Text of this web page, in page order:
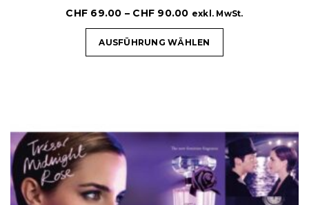
CHF 69.00 – CHF 90.00 exkl. MwSt.
AUSFÜHRUNG WÄHLEN